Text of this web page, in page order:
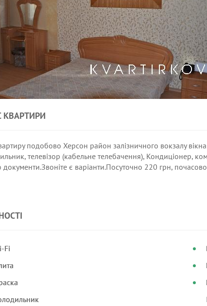
КВАРТИРИ
подобово Херсон район залізничного вокзалу
телевізор (кабельне телебачення), Кондиціонер,
є варіанти.Посуточно 220 грн,
Fi